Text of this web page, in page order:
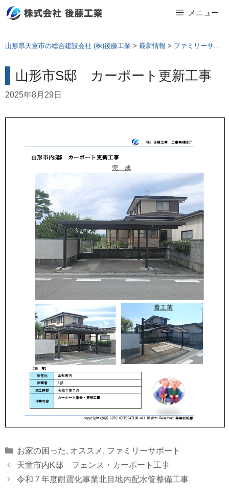
Skip
メニュー
山形県天童市の総合建設会社 (株)後藤工業 > 最新情報 > ファミリーサポート
山形市S邸 カーポート更新工事
2025年8月29日
Categories
お家の困った, オススメ , ファミリーサポート
天童市内K邸 フェンス・カーポート工事
令和７年度耐震化事業北目地内配水管整備工事